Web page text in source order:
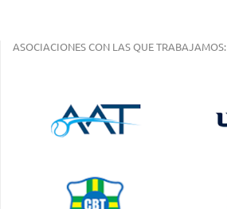
ASOCIACIONES CON LAS QUE TRABAJAMOS: